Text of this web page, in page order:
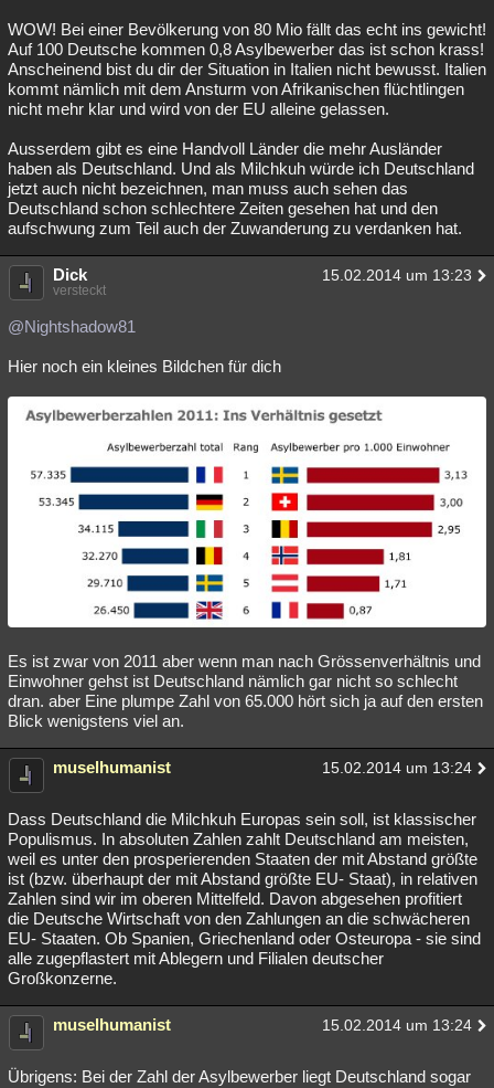
WOW! Bei einer Bevölkerung von 80 Mio fällt das echt ins gewicht!
Auf 100 Deutsche kommen 0,8 Asylbewerber das ist schon krass!
Anscheinend bist du dir der Situation in Italien nicht bewusst. Italien
kommt nämlich mit dem Ansturm von Afrikanischen flüchtlingen
nicht mehr klar und wird von der EU alleine gelassen.
Ausserdem gibt es eine Handvoll Länder die mehr Ausländer
haben als Deutschland. Und als Milchkuh würde ich Deutschland
jetzt auch nicht bezeichnen, man muss auch sehen das
Deutschland schon schlechtere Zeiten gesehen hat und den
aufschwung zum Teil auch der Zuwanderung zu verdanken hat.
Dick 15.02.2014 um 13:23
versteckt
@Nightshadow81
Hier noch ein kleines Bildchen für dich
Es ist zwar von 2011 aber wenn man nach Grössenverhältnis und
Einwohner gehst ist Deutschland nämlich gar nicht so schlecht
dran. aber Eine plumpe Zahl von 65.000 hört sich ja auf den ersten
Blick wenigstens viel an.
muselhumanist 15.02.2014 um 13:24
Dass Deutschland die Milchkuh Europas sein soll, ist klassischer
Populismus. In absoluten Zahlen zahlt Deutschland am meisten,
weil es unter den prosperierenden Staaten der mit Abstand größte
ist (bzw. überhaupt der mit Abstand größte EU- Staat), in relativen
Zahlen sind wir im oberen Mittelfeld. Davon abgesehen profitiert
die Deutsche Wirtschaft von den Zahlungen an die schwächeren
EU- Staaten. Ob Spanien, Griechenland oder Osteuropa - sie sind
alle zugepflastert mit Ablegern und Filialen deutscher
Großkonzerne.
muselhumanist 15.02.2014 um 13:24
Übrigens: Bei der Zahl der Asylbewerber liegt Deutschland sogar